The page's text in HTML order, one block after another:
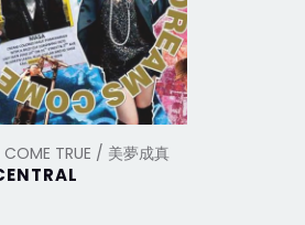
COME TRUE / 美夢成真